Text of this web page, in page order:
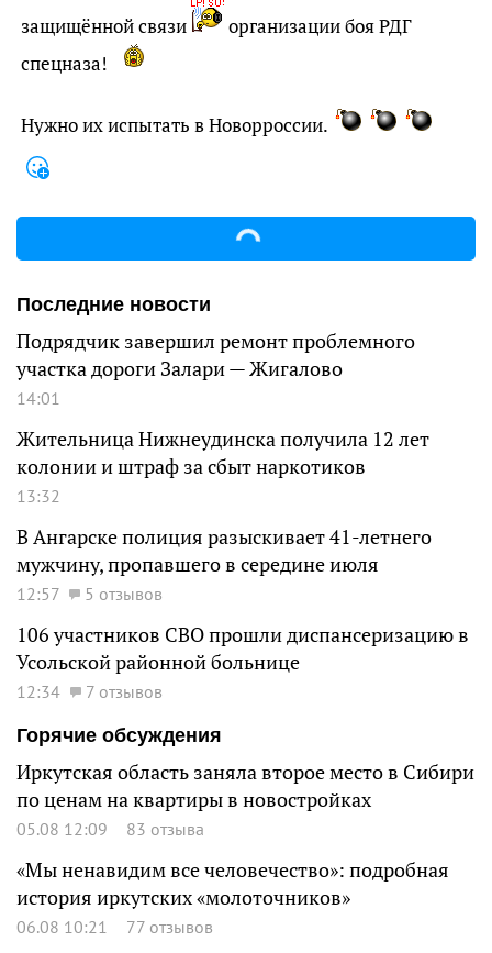
защищённой связи
организации боя РДГ
спецназа!
Нужно их испытать в Новорроссии.
Последние новости
Подрядчик завершил ремонт проблемного
участка дороги Залари — Жигалово
14:01
Жительница Нижнеудинска получила 12 лет
колонии и штраф за сбыт наркотиков
13:32
В Ангарске полиция разыскивает 41-летнего
мужчину, пропавшего в середине июля
12:57 5 отзывов
106 участников СВО прошли диспансеризацию в
Усольской районной больнице
12:34
7 отзывов
Горячие обсуждения
Иркутская область заняла второе место в Сибири
по ценам на квартиры в новостройках
05.08 12:09 83 отзыва
«Мы ненавидим все человечество»: подробная
история иркутских «молоточников»
06.08 10:21 77 отзывов